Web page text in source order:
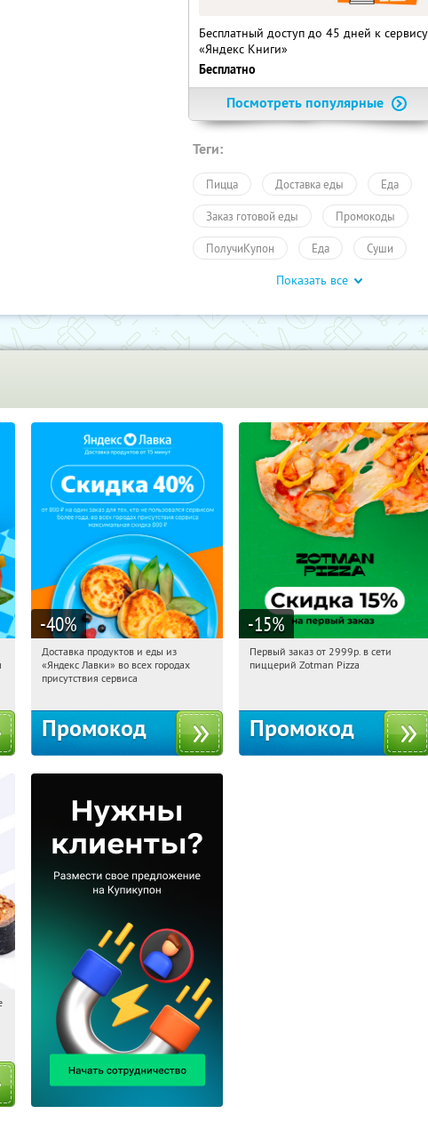
Бесплатный доступ до 45 дней к сервису
«Яндекс Книги»
Бесплатно
Посмотреть популярные
Теги:
Пицца Доставка еды Еда
Заказ готовой еды Промокоды
ПолучиКупон Еда Суши
Показать все
-40%
20:12:04 Получили:
Россия
Доставка продуктов и еды из
«Яндекс Лавки» во всех городах
присутствия сервиса
Промокод
-15%
20:12:04 Получили:
Первый заказ от 2999р. в сети
пиццерий Zotman Pizza
Промокод